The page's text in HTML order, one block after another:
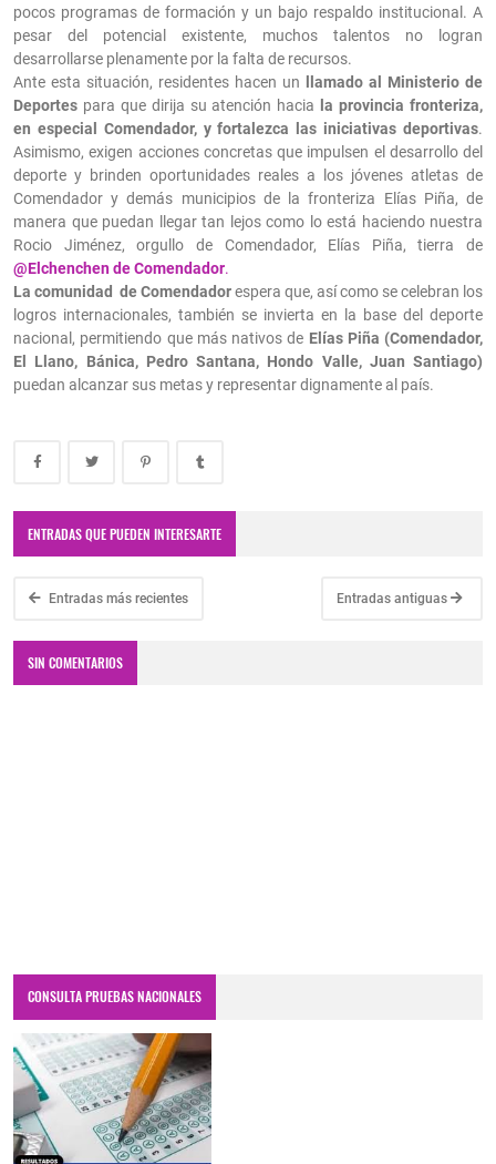
pocos programas de formación y un bajo respaldo institucional. A
pesar del potencial existente, muchos talentos no logran
desarrollarse plenamente por la falta de recursos.
Ante esta situación, residentes hacen un
llamado al Ministerio de
Deportes para que dirija su atención hacia
la provincia fronteriza,
en especial Comendador, y fortalezca las iniciativas deportivas.
Asimismo, exigen acciones concretas que impulsen el desarrollo del
deporte y brinden oportunidades reales a los jóvenes atletas de
Comendador y demás municipios de la fronteriza Elías Piña, de
manera que puedan llegar tan lejos como lo está haciendo nuestra
Rocio Jiménez, orgullo de Comendador, Elías Piña, tierra de
@Elchenchen de Comendador.
La comunidad de Comendadorespera que, así como se celebran los
logros internacionales, también se invierta en la base del deporte
nacional, permitiendo que más nativos de Elías Piña (Comendador,
El Llano, Bánica, Pedro Santana, Hondo Valle, Juan Santiago)
puedan alcanzar sus metas y representar dignamente al país.
ENTRADAS QUE PUEDEN INTERESARTE
Entradas más recientes Entradas antiguas
SIN COMENTARIOS
CONSULTA PRUEBAS NACIONALES